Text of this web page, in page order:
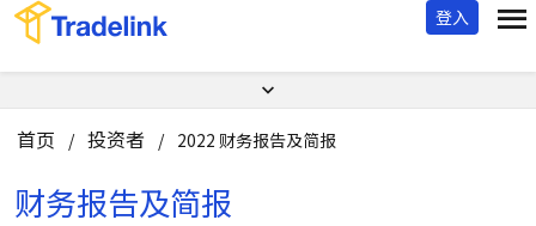
登入
首页 / 投资者 / 2022 财务报告及简报
财务报告及简报